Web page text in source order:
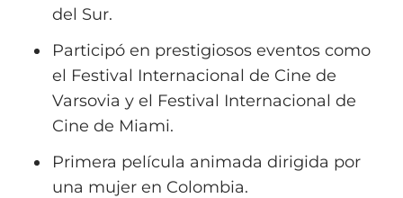
del Sur.
Participó en prestigiosos eventos como
el Festival Internacional de Cine de
Varsovia y el Festival Internacional de
Cine de Miami.
Primera película animada dirigida por
una mujer en Colombia.